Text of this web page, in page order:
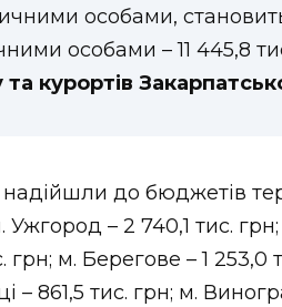
особами,
особами – 11 445,8
та курортів
до бюджетів
– 2 740,1 тис.
грн; м. Берегове – 1 253,0
– 861,5 тис. грн; м.